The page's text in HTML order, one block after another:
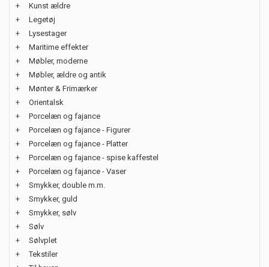
+
Kunst ældre
+
Legetøj
+
Lysestager
+
Maritime effekter
+
Møbler, moderne
+
Møbler, ældre og antik
+
Mønter & Frimærker
+
Orientalsk
+
Porcelæn og fajance
+
Porcelæn og fajance - Figurer
+
Porcelæn og fajance - Platter
+
Porcelæn og fajance - spise kaffestel
+
Porcelæn og fajance - Vaser
+
Smykker, double m.m.
+
Smykker, guld
+
Smykker, sølv
+
Sølv
+
Sølvplet
+
Tekstiler